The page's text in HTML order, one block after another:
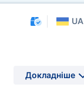
UA
Докладніше